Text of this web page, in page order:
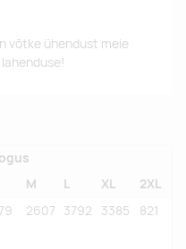
võtke ühendust meie
M L XL 2XL
2607 3792 3385 821